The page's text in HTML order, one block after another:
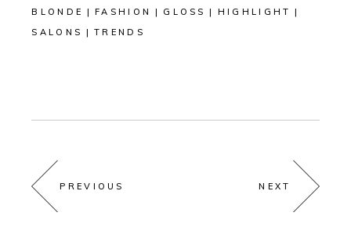
BLONDE FASHION GLOSS
HIGHLIGHT
SALONS
TRENDS
PREVIOUS NEXT